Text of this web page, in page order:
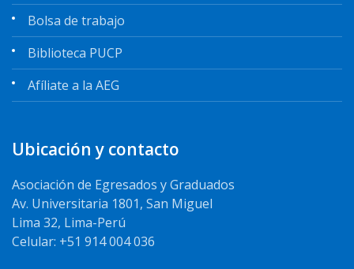
Bolsa de trabajo
Biblioteca PUCP
Afíliate a la AEG
Ubicación y contacto
Asociación de Egresados y Graduados
Av. Universitaria 1801, San Miguel
Lima 32, Lima-Perú
Celular: +51 914 004 036